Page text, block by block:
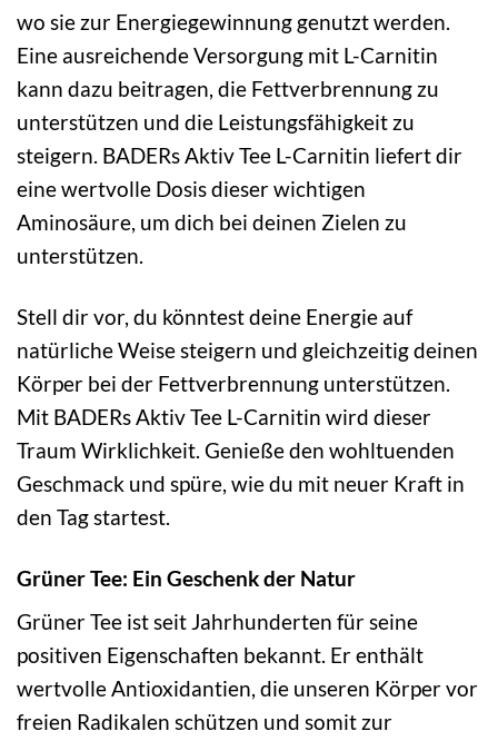
wo sie zur Energiegewinnung genutzt werden.
Eine ausreichende Versorgung mit L-Carnitin
kann dazu beitragen, die Fettverbrennung zu
unterstützen und die Leistungsfähigkeit zu
steigern. BADERs Aktiv Tee L-Carnitin liefert dir
eine wertvolle Dosis dieser wichtigen
Aminosäure, um dich bei deinen Zielen zu
unterstützen.
Stell dir vor, du könntest deine Energie auf
natürliche Weise steigern und gleichzeitig deinen
Körper bei der Fettverbrennung unterstützen.
Mit BADERs Aktiv Tee L-Carnitin wird dieser
Traum Wirklichkeit. Genieße den wohltuenden
Geschmack und spüre, wie du mit neuer Kraft in
den Tag startest.
Grüner Tee: Ein Geschenk der Natur
Grüner Tee ist seit Jahrhunderten für seine
positiven Eigenschaften bekannt. Er enthält
wertvolle Antioxidantien, die unseren Körper vor
freien Radikalen schützen und somit zur